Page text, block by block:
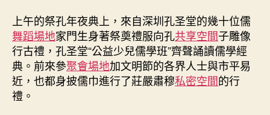
上午的祭孔年夜典上，來自深圳孔圣堂的幾十位儒
舞蹈場地家門生身著祭奠禮服向孔共享空間子雕像
行古禮，孔圣堂“公益少兒儒學班”齊聲誦讀儒學經
典。前來參聚會場地加文明節的各界人士與市平易
近，也都身披儒巾進行了莊嚴肅穆私密空間的行
禮。